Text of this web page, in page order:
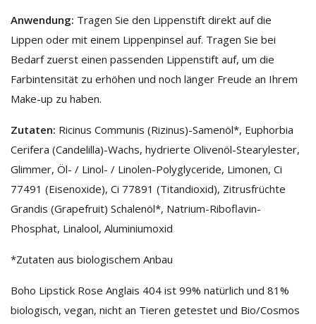
Anwendung: Tragen Sie den Lippenstift direkt auf die
Lippen oder mit einem Lippenpinsel auf. Tragen Sie bei
Bedarf zuerst einen passenden Lippenstift auf, um die
Farbintensität zu erhöhen und noch länger Freude an Ihrem
Make-up zu haben.
Zutaten: Ricinus Communis (Rizinus)-Samenöl*, Euphorbia
Cerifera (Candelilla)-Wachs, hydrierte Olivenöl-Stearylester,
Glimmer, Öl- / Linol- / Linolen-Polyglyceride, Limonen, Ci
77491 (Eisenoxide), Ci 77891 (Titandioxid), Zitrusfrüchte
Grandis (Grapefruit) Schalenöl*, Natrium-Riboflavin-
Phosphat, Linalool, Aluminiumoxid
*Zutaten aus biologischem Anbau
Boho Lipstick Rose Anglais 404 ist 99% natürlich und 81%
biologisch, vegan, nicht an Tieren getestet und Bio/Cosmos